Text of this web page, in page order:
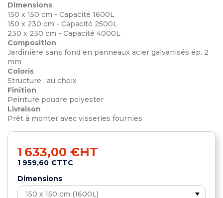
Dimensions
150 x 150 cm - Capacité 1600L
150 x 230 cm - Capacité 2500L
230 x 230 cm - Capacité 4000L
Composition
Jardinière sans fond en panneaux acier galvanisés ép. 2
mm
Coloris
Structure : au choix
Finition
Peinture poudre polyester
Livraison
Prêt à monter avec visseries fournies
1 633,00 €HT
1 959,60 €TTC
Dimensions